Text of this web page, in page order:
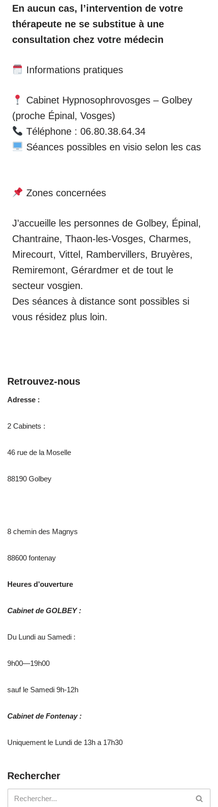
En aucun cas, l’intervention de votre
thérapeute ne se substitue à une
consultation chez votre médecin
Informations pratiques
Cabinet Hypnosophrovosges – Golbey
(proche Épinal, Vosges)
Téléphone : 06.80.38.64.34
Séances possibles en visio selon les cas
Zones concernées
J’accueille les personnes de Golbey, Épinal,
Chantraine, Thaon-les-Vosges, Charmes,
Mirecourt, Vittel, Rambervillers, Bruyères,
Remiremont, Gérardmer et de tout le
secteur vosgien.
Des séances à distance sont possibles si
vous résidez plus loin.
Retrouvez-nous
Adresse :
2 Cabinets :
46 rue de la Moselle
88190 Golbey
8 chemin des Magnys
88600 fontenay
Heures d’ouverture
Cabinet de GOLBEY :
Du Lundi au Samedi :
9h00—19h00
sauf le Samedi 9h-12h
Cabinet de Fontenay :
Uniquement le Lundi de 13h a 17h30
Rechercher